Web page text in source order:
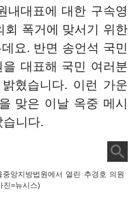
내대표에 대한 구속영
회 폭거에 맞서기 위한
요. 반면 송언석 국민
대표해 국민 여러분
혔습니다. 이런 가운
맞은 이날 옥중 메시
니다.
앙지방법원에서 열린 추경호 의원
진=뉴시스)